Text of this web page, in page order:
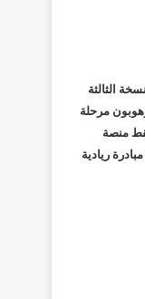
الثالثة
مشروع موهوبون مرحلة
منصة
ريادية